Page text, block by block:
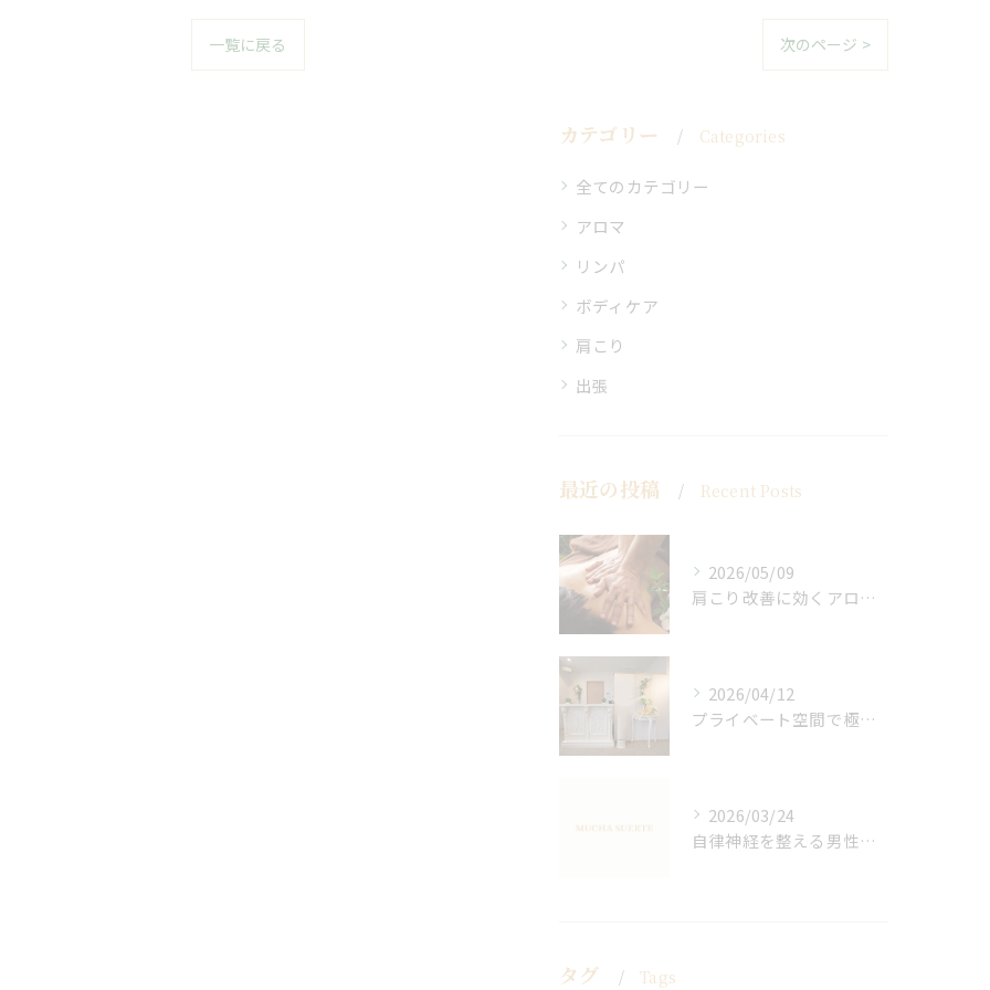
一覧に戻る 次のページ >
カテゴリー Categories
全てのカテゴリー
アロマ
リンパ
ボディケア
肩こり
出張
最近の投稿 Recent Posts
2026/05/09
肩こり改善に効くアロマリンパの手技と効果
2026/04/12
プライベート空間で極上アロマリンパケアの効果
2026/03/24
自律神経を整える男性オイルマッサージ
タグ Tags